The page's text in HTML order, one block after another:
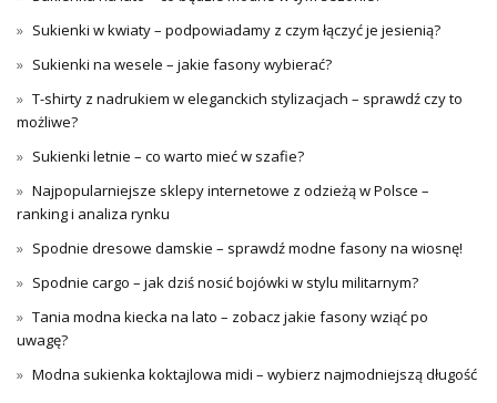
Sukienki w kwiaty – podpowiadamy z czym łączyć je jesienią?
Sukienki na wesele – jakie fasony wybierać?
T-shirty z nadrukiem w eleganckich stylizacjach – sprawdź czy to
możliwe?
Sukienki letnie – co warto mieć w szafie?
Najpopularniejsze sklepy internetowe z odzieżą w Polsce –
ranking i analiza rynku
Spodnie dresowe damskie – sprawdź modne fasony na wiosnę!
Spodnie cargo – jak dziś nosić bojówki w stylu militarnym?
Tania modna kiecka na lato – zobacz jakie fasony wziąć po
uwagę?
Modna sukienka koktajlowa midi – wybierz najmodniejszą długość